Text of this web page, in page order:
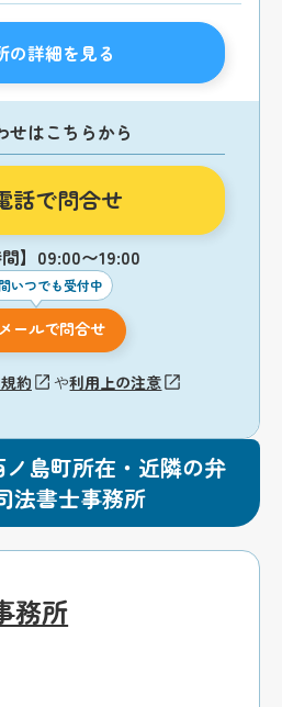
の詳細を見る
せはこちらから
話で問合せ
間】09:00〜19:00
いつでも受付中
メールで問合せ
約 や利用上の注意
島町所在・近隣の弁
法書士事務所
務所